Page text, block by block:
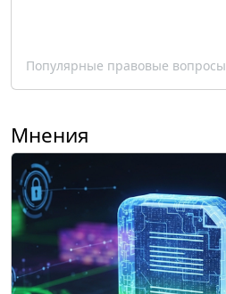
Популярные правовые вопросы
Мнения